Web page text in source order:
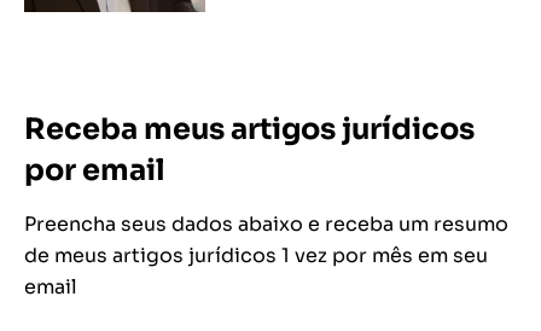
Receba meus artigos jurídicos
por email
Preencha seus dados abaixo e receba um resumo
de meus artigos jurídicos 1 vez por mês em seu
email